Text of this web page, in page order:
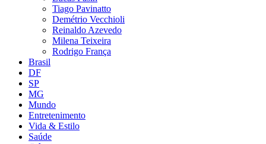
Tiago Pavinatto
Demétrio Vecchioli
Reinaldo Azevedo
Milena Teixeira
Rodrigo França
Brasil
DF
SP
MG
Mundo
Entretenimento
Vida & Estilo
Saúde